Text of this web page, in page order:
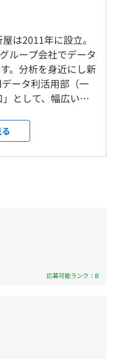
ける分析設計からBIツ
ルデータを用いたKPI
ルでのダッシュボード
向けたデータ分析設
・解析（ビッグデータ
告、施策立案
たる管理業務（データ
大手人材企業、大手
支援のご依頼を多数
す。
施しています。
銀座・丸の内・日本
に配属となります。
川崎など）のプロジェ
ます。
観点から、従業員の業
先で就業いただく場合
いては、⼊社後に決定
の場所
合があります
務の都合により各々
性50% ※希望者におい
）
は2011年に設立。
ループ会社でデータ
。分析を身近にし新
として、幅広い案
築けます。基礎から
ップアップが可能
やAIモデルを用い
創出を直接支援し
ス視点を兼ね備えた
部（一
特化し、SQLを用
提案を行う部門。
ス課題を数値から
運用を担い、大規
やクラウド経験を
。インフラの専門
応募可能ランク：B